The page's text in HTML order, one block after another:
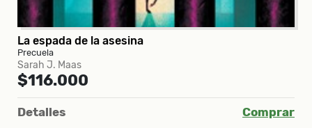
La espada de la asesina
Precuela
Sarah J. Maas
$116.000
Detalles Comprar